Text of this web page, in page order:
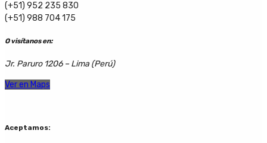
(+51) 952 235 830
(+51) 988 704 175
O visítanos en:
Jr. Paruro 1206 – Lima (Perú)
Ver en Maps
Aceptamos: